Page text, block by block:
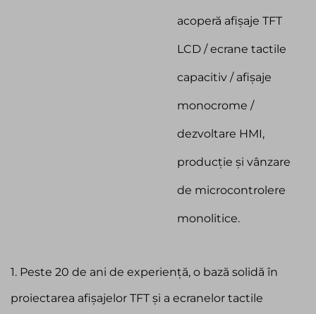
acoperă afișaje TFT
LCD / ecrane tactile
capacitiv / afișaje
monocrome /
dezvoltare HMI,
producție și vânzare
de microcontrolere
monolitice.
1. Peste 20 de ani de experiență, o bază solidă în
proiectarea afișajelor TFT și a ecranelor tactile